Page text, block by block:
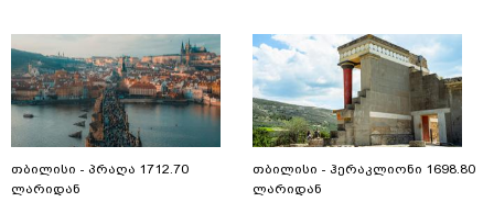
თბილისი - პრაღა 1712.70
ლარიდან
თბილისი - ჰერაკლიონი 1698.80
ლარიდან